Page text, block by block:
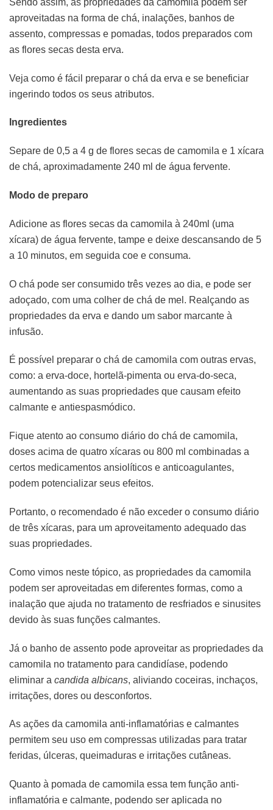
aproveitadas na forma de chá, inalações, banhos de
assento, compressas e pomadas, todos preparados com
as flores secas desta erva.
Veja como é fácil preparar o chá da erva e se beneficiar
ingerindo todos os seus atributos.
Ingredientes
Separe de 0,5 a 4 g de flores secas de camomila e 1 xícara
de chá, aproximadamente 240 ml de água fervente.
Modo de preparo
Adicione as flores secas da camomila à 240ml (uma
xícara) de água fervente, tampe e deixe descansando de 5
a 10 minutos, em seguida coe e consuma.
O chá pode ser consumido três vezes ao dia, e pode ser
adoçado, com uma colher de chá de mel. Realçando as
propriedades da erva e dando um sabor marcante à
infusão.
É possível preparar o chá de camomila com outras ervas,
como: a erva-doce, hortelã-pimenta ou erva-do-seca,
aumentando as suas propriedades que causam efeito
calmante e antiespasmódico.
Fique atento ao consumo diário do chá de camomila,
doses acima de quatro xícaras ou 800 ml combinadas a
certos medicamentos ansiolíticos e anticoagulantes,
podem potencializar seus efeitos.
Portanto, o recomendado é não exceder o consumo diário
de três xícaras, para um aproveitamento adequado das
suas propriedades.
Como vimos neste tópico, as propriedades da camomila
podem ser aproveitadas em diferentes formas, como a
inalação que ajuda no tratamento de resfriados e sinusites
devido às suas funções calmantes.
Já o banho de assento pode aproveitar as propriedades da
camomila no tratamento para candidíase, podendo
eliminar a candida albicans, aliviando coceiras, inchaços,
irritações, dores ou desconfortos.
As ações da camomila anti-inflamatórias e calmantes
permitem seu uso em compressas utilizadas para tratar
feridas, úlceras, queimaduras e irritações cutâneas.
Quanto à pomada de camomila essa tem função anti-
inflamatória e calmante, podendo ser aplicada no